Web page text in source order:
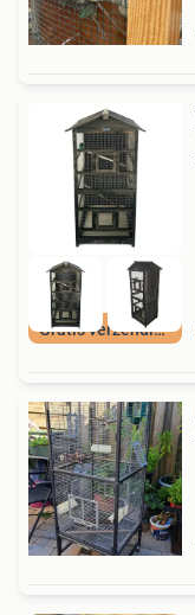
Gratis verzending